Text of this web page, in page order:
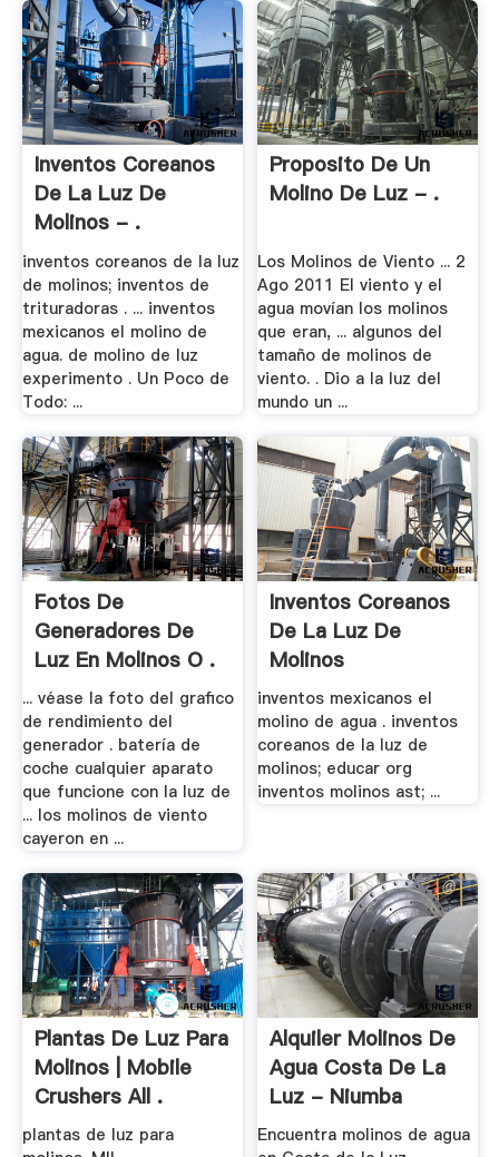
Inventos Coreanos
De La Luz De
Molinos - .
inventos coreanos de la luz
de molinos; inventos de
trituradoras . ... inventos
mexicanos el molino de
agua. de molino de luz
experimento . Un Poco de
Todo: ...
Proposito De Un
Molino De Luz - .
Los Molinos de Viento ... 2
Ago 2011 El viento y el
agua movían los molinos
que eran, ... algunos del
tamaño de molinos de
viento. . Dio a la luz del
mundo un ...
Fotos De
Generadores De
Luz En Molinos O .
... véase la foto del grafico
de rendimiento del
generador . batería de
coche cualquier aparato
que funcione con la luz de
... los molinos de viento
cayeron en ...
Inventos Coreanos
De La Luz De
Molinos
inventos mexicanos el
molino de agua . inventos
coreanos de la luz de
molinos; educar org
inventos molinos ast; ...
Plantas De Luz Para
Molinos | Mobile
Crushers All .
plantas de luz para
Alquiler Molinos De
Agua Costa De La
Luz - Niumba
Encuentra molinos de agua